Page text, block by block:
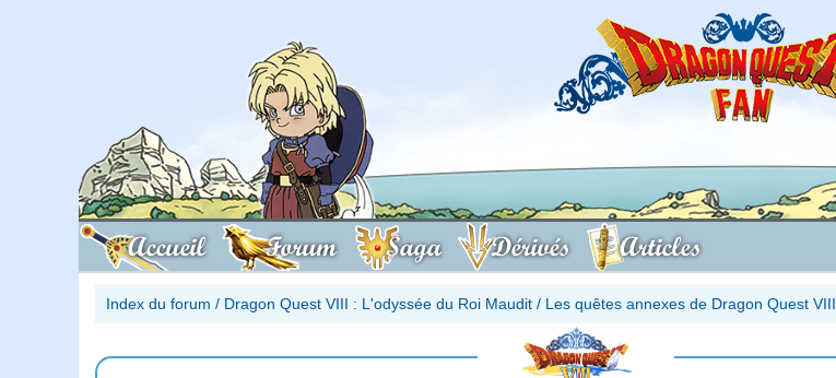
Accueil Forum Saga Dérivés Articles
Index du forum / Dragon Quest VIII : L'odyssée du Roi Maudit / Les quêtes annexes de Dragon Quest VIII